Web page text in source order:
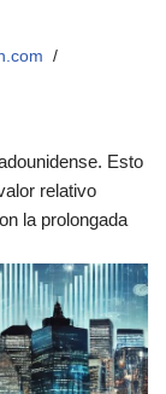
Esto
relativo
la prolongada